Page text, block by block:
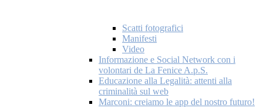
Scatti fotografici
Manifesti
Video
Informazione e Social Network con i
volontari de La Fenice A.p.S.
Educazione alla Legalità: attenti alla
criminalità sul web
Marconi: creiamo le app del nostro futuro!